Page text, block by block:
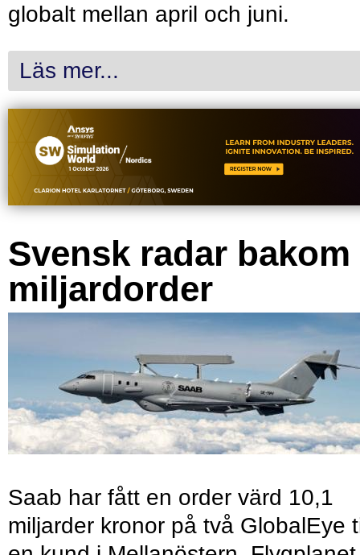
globalt mellan april och juni.
Läs mer...
Svensk radar bakom
miljardorder
Saab har fått en order värd 10,1
miljarder kronor på två GlobalEye